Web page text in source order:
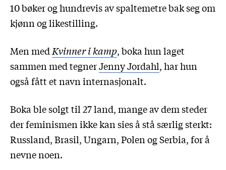
10 bøker og hundrevis av spaltemetre bak seg om
kjønn og likestilling.
Men med Kvinner i kamp, boka hun laget
sammen med tegnerJenny Jordahl, har hun
også fått et navn internasjonalt.
Boka ble solgt til 27 land, mange av dem steder
der feminismen ikke kan sies å stå særlig sterkt:
Russland, Brasil, Ungarn, Polen og Serbia, for å
nevne noen.